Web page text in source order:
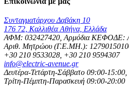
Συνταγματάρχου Δαβάκη 10
176 72, Καλλιθέα Αθήνα, Ελλάδα
ΑΦΜ: 032427420, Αρμόδια ΚΕΦΟΔΕ:
Αριθ. Μητρώου (Γ.Ε.ΜΗ.):
+30 210 9533028, +30 210 9594307
info@electric-avenue.gr
Δευτέρα-Τετάρτη-Σάββατο 09:00-15:00,
Τρίτη-Πέμπτη-Παρασκευή 09:00-20:00